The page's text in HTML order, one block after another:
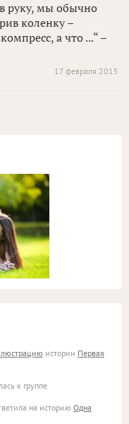
руку, мы обычно
коленку –
а что ...“ –
17 февраля 2015
истории Первая
к группе
на историю Одна